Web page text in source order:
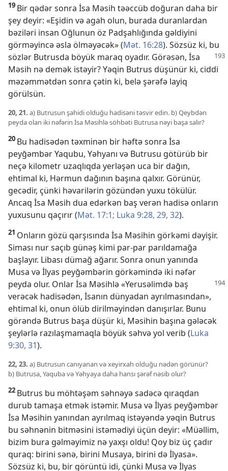
19 Bir qədər sonra İsa Məsih təəccüb doğuran daha bir
şey deyir: «Eşidin və agah olun, burada duranlardan
bəziləri insan Oğlunun öz Padşahlığında gəldiyini
görməyincə əsla ölməyəcək» (Mət. 16:28). Sözsüz ki, bu
sözlər Butrusda böyük maraq oyadır. Görəsən, İsa
Məsih nə demək istəyir? Yəqin Butrus düşünür ki, ciddi
məzəmmətdən sonra çətin ki, belə şərəfə layiq
görülsün.
20, 21. a) Butrusun şahidi olduğu hadisəni təsvir edin. b) Qeybdən
peyda olan iki nəfərin İsa Məsihlə söhbəti Butrusa nəyi başa salır?
20 Bu hadisədən təxminən bir həftə sonra İsa
peyğəmbər Yaqubu, Yəhyanı və Butrusu götürüb bir
neçə kilometr uzaqlıqda yerləşən uca bir dağın,
ehtimal ki, Hərmun dağının başına qalxır. Görünür,
gecədir, çünki həvarilərin gözündən yuxu tökülür.
Ancaq İsa Məsih dua edərkən baş verən hadisə onların
yuxusunu qaçırır (Mət. 17:1; Luka 9:28, 29, 32).
21 Onların gözü qarşısında İsa Məsihin görkəmi dəyişir.
Siması nur saçıb günəş kimi par-par parıldamağa
başlayır. Libası dümağ ağarır. Sonra onun yanında
Musa və İlyas peyğəmbərin görkəmində iki nəfər
peyda olur. Onlar İsa Məsihlə«Yerusəlimdə baş
verəcək hadisədən, İsanın dünyadan ayrılmasından»,
ehtimal ki, onun ölüb dirilməyindən danışırlar. Bunu
görəndə Butrus başa düşür ki, Məsihin başına gələcək
şeylərlə razılaşmamaqla böyük səhvə yol verib (Luka
9:30, 31).
22, 23. a) Butrusun canıyanan və xeyirxah olduğu nədən görünür?
b) Butrusa, Yaquba və Yəhyaya daha hansı şərəf nəsib olur?
22 Butrus bu möhtəşəm səhnəyə sadəcə qıraqdan
durub tamaşa etmək istəmir. Musa və İlyas peyğəmbər
İsa Məsihin yanından ayrılmaq istəyəndə yəqin Butrus
bu səhnənin bitməsini istəmədiyi üçün deyir: «Müəllim,
bizim bura gəlməyimiz nə yaxşı oldu! Qoy biz üç çadır
quraq: birini sənə, birini Musaya, birini də İlyasa».
Sözsüz ki, bu, bir görüntü idi, çünki Musa və İlyas